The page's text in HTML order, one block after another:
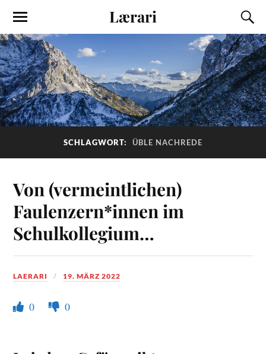
Lærari
SCHLAGWORT: ÜBLE NACHREDE
Von (vermeintlichen)
Faulenzern*innen im
Schulkollegium…
LAERARI 19. MÄRZ 2022
0 0